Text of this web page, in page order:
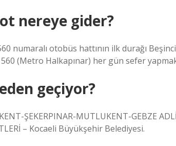
nereye gider?
numaralı otobüs hattının ilk durağı
(Metro Halkapınar) her gün sefer
geçiyor?
ŞEKERPINAR-MUTLUKENT-GEBZE
– Kocaeli Büyükşehir Belediyesi.